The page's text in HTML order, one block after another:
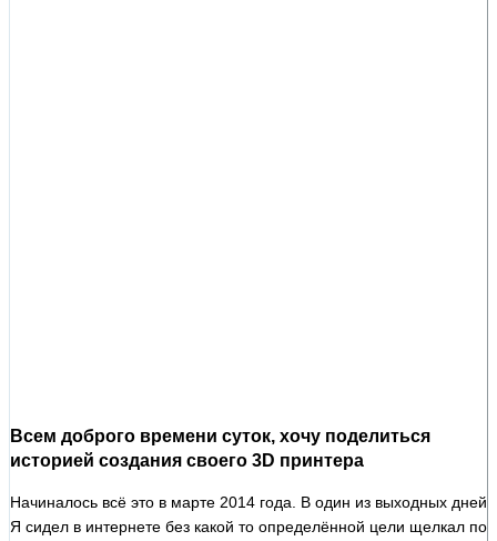
Всем доброго времени суток, хочу поделиться
историей создания своего 3D принтера
Начиналось всё это в марте 2014 года. В один из выходных дней
Я сидел в интернете без какой то определённой цели щелкал по